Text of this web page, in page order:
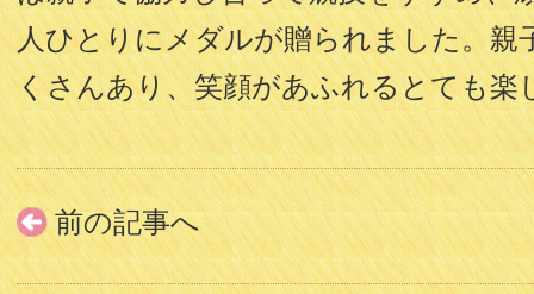
人ひとりにメダルが贈られました。親
くさんあり、笑顔があふれるとても楽
前の記事へ